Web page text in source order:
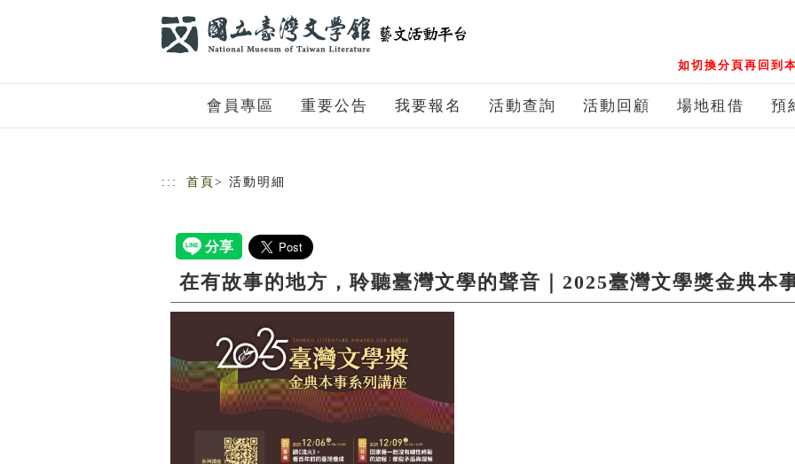
如切換分頁再回到
會員專區 重要公告 我要報名 活動查詢 活動回顧 場地租借 預
::: 首頁 > 活動明細
在有故事的地方，聆聽臺灣文學的聲音｜2025臺灣文學獎金典本